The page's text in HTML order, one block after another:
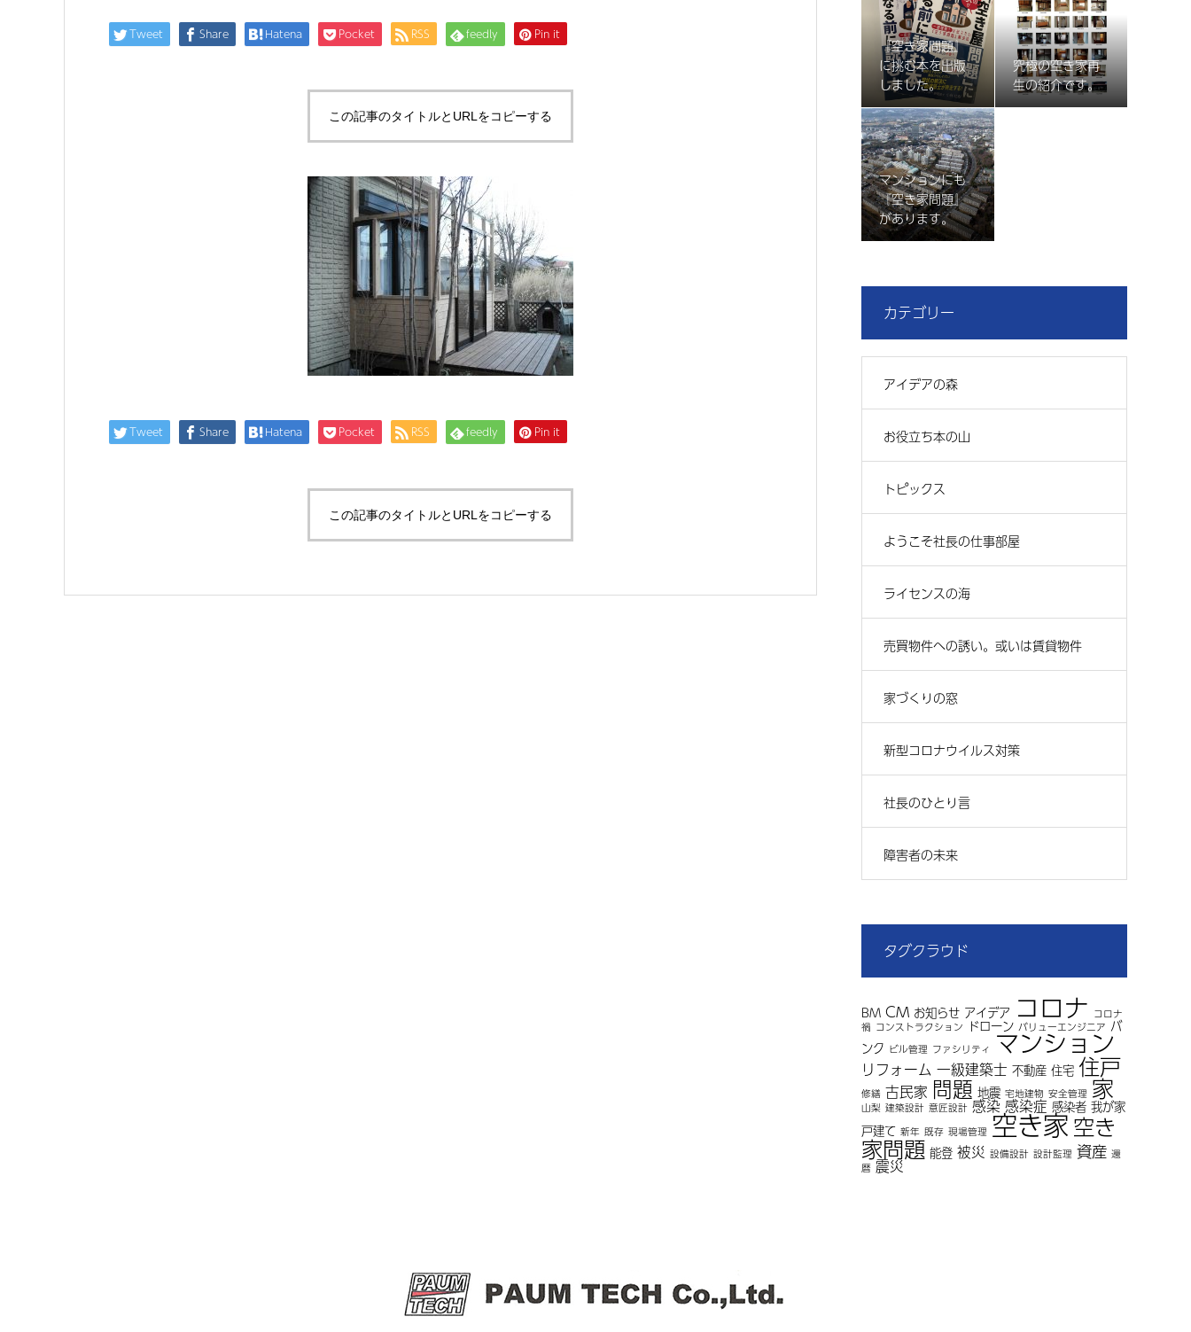
Tweet Share Hatena Pocket RSS feedly Pin it
この記事のタイトルとURLをコピーする
Tweet Share Hatena Pocket RSS feedly Pin it
この記事のタイトルとURLをコピーする
『空き家問題』
に挑む本を出版
しました。
究極の空き家再
生の紹介です。
マンションにも
『空き家問題』
があります。
カテゴリー
アイデアの森
お役立ち本の山
トピックス
ようこそ社長の仕事部屋
ライセンスの海
売買物件への誘い。或いは賃貸物件
家づくりの窓
新型コロナウイルス対策
社長のひとり言
障害者の未来
タグクラウド
BM CM お知らせ アイデア コロナ コロナ
禍 コンストラクション ドローン バリューエンジニア バ
ンク ビル管理 ファシリティ マンション
リフォーム 一級建築士 不動産 住宅 住戸
修繕 古民家 問題 地震 宅地建物 安全管理 家
山梨 建築設計 意匠設計 感染 感染症 感染者 我が家
戸建て 新年 既存 現場管理 空き家空き
家問題 能登 被災 設備設計 設計監理 資産 還
暦 震災